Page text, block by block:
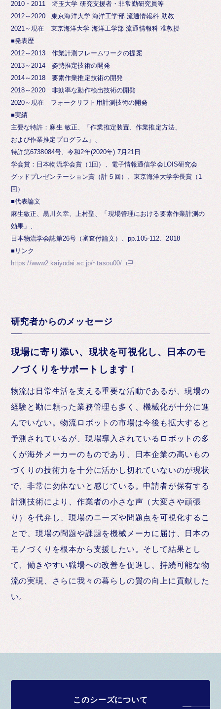
2010・2011 埼玉大学 研究支援者・非常勤研究員等
2012～2020 東京海洋大学 海洋工学部 流通情報科 助教
2021～現在 東京海洋大学 海洋工学部 流通情報科 准教授
■発表歴
2012～2013 作業計測フレームワークの提案
2013～2014 姿勢推定技術の開発
2014～2018 要素作業推定技術の開発
2018～2020 非効率な動作検出技術の開発
2020～現在 フォークリフト用計測技術の開発
■実績
主要な特許：麻生 敏正、「作業推定装置、作業推定方法、
および作業推定プログラム」、
特許第6738084号、令和2年(2020年) 7月21日
学会賞：日本物流学会賞（1回）、電子情報通信学会LOIS研究会
グッドプレゼンテーション賞（計５回）、東京海洋大学学長賞（1
回）
■代表論文
麻生敏正、黒川久幸、上村聖、「現場管理における要素作業計測の
効果」、
日本物流学会誌第26号（審査付論文）、pp.105-112、2018
■リンク
https://www2.kaiyodai.ac.jp/~tasou00/
研究者からのメッセージ
現場に寄り添い、現状を可視化し、日本のモ
ノづくりをサポートします！
物流は日常生活を支える重要な活動であるが、現場の
経験と勘に頼った業務管理も多く、機械化が十分に進
んでいない。物流ロボットの市場は今後も拡大すると
予測されているが、現場導入されているロボットの多
くが海外メーカーのものであり、日本企業の高いもの
づくりの技術力を十分に活かし切れていないのが現状
で、非常に勿体ないと感じている。申請者が保有する
計測技術により、作業者の小さな声（大変さや頑張
り）を代弁し、現場のニーズや問題点を可視化するこ
とで、現場の問題や課題を機械メーカに届け、日本の
モノづくりを根本から支援したい。そして結果とし
て、働きやすい職場への改善を促進し、持続可能な物
流の実現、さらに我々の暮らしの質の向上に貢献した
い。
このシーズについて